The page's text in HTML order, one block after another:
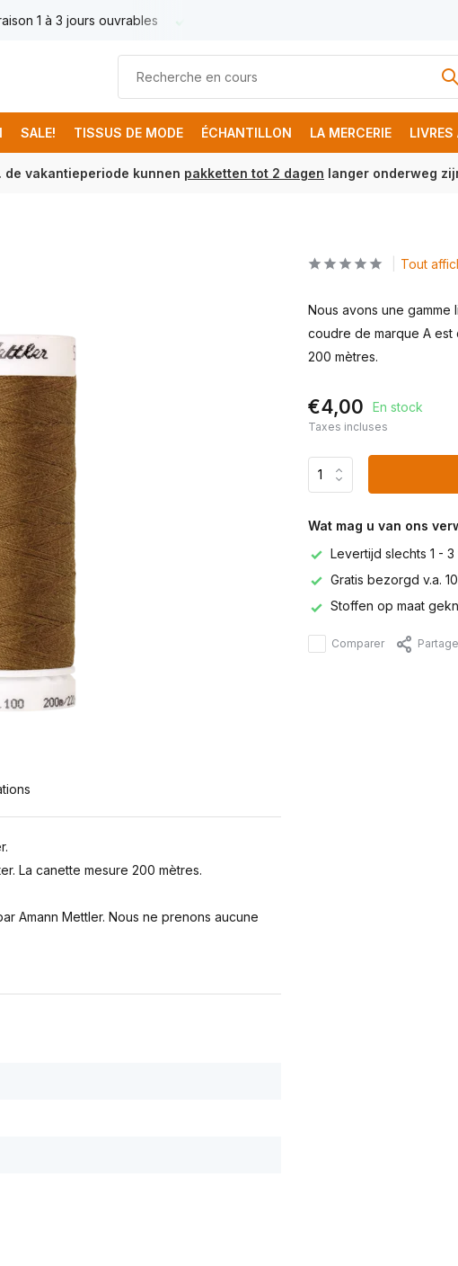
1 à 3 jours ouvrables Livraison
SALE! TISSUS DE MODE ÉCHANTILLON LA MERCERIE LIVRES
de vakantieperiode kunnen pakketten tot 2 dagen langer onderweg
La canette mesure 200 mètres.
Amann Mettler. Nous ne prenons aucune
Tout
Nous avons une gamme
coudre de marque A est
200 mètres.
€4,00 En stock
Taxes incluses
Wat mag u van ons
Levertijd slechts 1 -
Gratis bezorgd v.a.
Stoffen op maat
Comparer